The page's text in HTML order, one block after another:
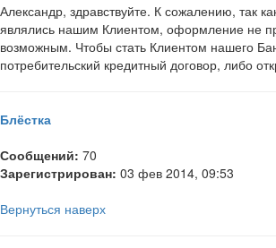
Александр, здравствуйте. К сожалению, так
являлись нашим Клиентом, оформление не
возможным. Чтобы стать Клиентом нашего
потребительский кредитный договор, либо
Блёстка
Сообщений: 70
Зарегистрирован: 03 фев 2014, 09:53
Вернуться наверх